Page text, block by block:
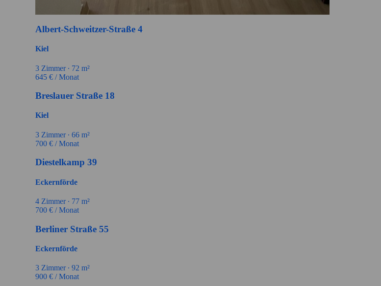
Albert-Schweitzer-Straße 4
Kiel
3 Zimmer ∙ 72 m²
645 € / Monat
Breslauer Straße 18
Kiel
3 Zimmer ∙ 66 m²
700 € / Monat
Diestelkamp 39
Eckernförde
4 Zimmer ∙ 77 m²
700 € / Monat
Berliner Straße 55
Eckernförde
3 Zimmer ∙ 92 m²
900 € / Monat